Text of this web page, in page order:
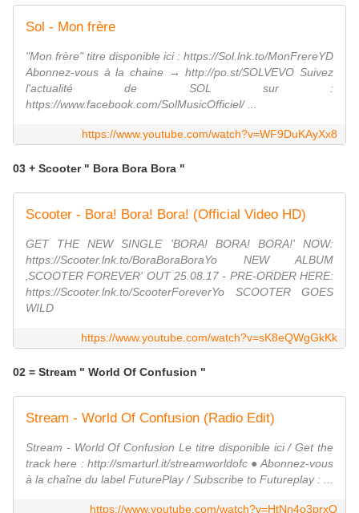
Sol - Mon frère
"Mon frère" titre disponible ici : https://Sol.lnk.to/MonFrereYD
Abonnez-vous à la chaine → http://po.st/SOLVEVO Suivez
l'actualité de SOL sur :
https://www.facebook.com/SolMusicOfficiel/ ...
https://www.youtube.com/watch?v=WF9DuKAyXx8
03 + Scooter " Bora Bora Bora "
Scooter - Bora! Bora! Bora! (Official Video HD)
GET THE NEW SINGLE 'BORA! BORA! BORA!' NOW:
https://Scooter.lnk.to/BoraBoraBoraYo NEW ALBUM
‚SCOOTER FOREVER' OUT 25.08.17 - PRE-ORDER HERE:
https://Scooter.lnk.to/ScooterForeverYo SCOOTER GOES
WILD
https://www.youtube.com/watch?v=sK8eQWgGkKk
02 = Stream " World Of Confusion "
Stream - World Of Confusion (Radio Edit)
Stream - World Of Confusion Le titre disponible ici / Get the
track here : http://smarturl.it/streamworldofc ● Abonnez-vous
à la chaîne du label FuturePlay / Subscribe to Futureplay : ...
https://www.youtube.com/watch?v=HtNn4o3prxQ